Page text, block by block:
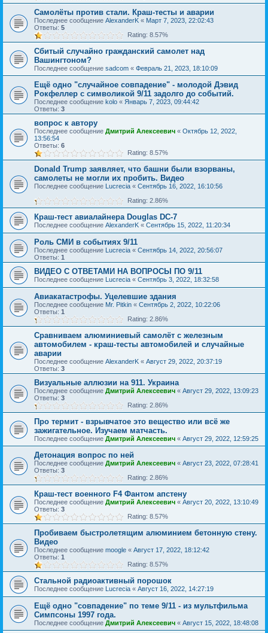
Самолёты против стали. Краш-тесты и аварии
Последнее сообщение AlexanderK « Март 7, 2023, 22:02:43
Ответы: 5
Rating: 8.57%
Сбитый случайно гражданский самолет над
Вашингтоном?
Последнее сообщение sadcom « Февраль 21, 2023, 18:10:09
Ещё одно "случайное совпадение" - молодой Дэвид
Рокфеллер с символикой 9/11 задолго до событий.
Последнее сообщение kolo « Январь 7, 2023, 09:44:42
Ответы: 3
вопрос к автору
Последнее сообщение Дмитрий Алексеевич « Октябрь 12, 2022,
13:56:54
Ответы: 6
Rating: 8.57%
Donald Trump заявляет, что башни были взорваны,
самолеты не могли их пробить. Видео
Последнее сообщение Lucrecia « Сентябрь 16, 2022, 16:10:56
Rating: 2.86%
Краш-тест авиалайнера Douglas DC-7
Последнее сообщение AlexanderK « Сентябрь 15, 2022, 11:20:34
Роль СМИ в событиях 9/11
Последнее сообщение Lucrecia « Сентябрь 14, 2022, 20:56:07
Ответы: 1
ВИДЕО С ОТВЕТАМИ НА ВОПРОСЫ ПО 9/11
Последнее сообщение Lucrecia « Сентябрь 3, 2022, 18:32:58
Авиакатастрофы. Уцелевшие здания
Последнее сообщение Mr. Pitkin « Сентябрь 2, 2022, 10:22:06
Ответы: 1
Rating: 2.86%
Сравниваем алюминиевый самолёт с железным
автомобилем - краш-тесты автомобилей и случайные
аварии
Последнее сообщение AlexanderK « Август 29, 2022, 20:37:19
Ответы: 3
Визуальные аллюзии на 911. Украина
Последнее сообщение Дмитрий Алексеевич « Август 29, 2022, 13:09:23
Ответы: 3
Rating: 2.86%
Про термит - взрывчатое это вещество или всё же
зажигательное. Изучаем матчасть.
Последнее сообщение Дмитрий Алексеевич « Август 29, 2022, 12:59:25
Детонация вопрос по ней
Последнее сообщение Дмитрий Алексеевич « Август 23, 2022, 07:28:41
Ответы: 3
Rating: 2.86%
Краш-тест военного F4 Фантом апстену
Последнее сообщение Дмитрий Алексеевич « Август 20, 2022, 13:10:49
Ответы: 3
Rating: 8.57%
Пробиваем быстролетящим алюминием бетонную стену.
Видео
Последнее сообщение moogle « Август 17, 2022, 18:12:42
Ответы: 1
Rating: 8.57%
Стальной радиоактивный порошок
Последнее сообщение Lucrecia « Август 16, 2022, 14:27:19
Ещё одно "совпадение" по теме 9/11 - из мультфильма
Симпсоны 1997 года.
Последнее сообщение Дмитрий Алексеевич « Август 15, 2022, 18:48:08